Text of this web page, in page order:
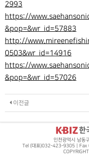
2993
https://
&pop=&wr_id=57883
http://
0503&wr_id=14916
https://
&pop=&wr_id=57026
이전글
인천광역시 남동
Tel (대표)032-423-9305 |